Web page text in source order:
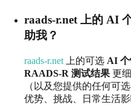
raads-r.net 上的 AI
助我？
raads-r.net 上的可选 AI
RAADS-R 测试结果 更
（以及您提供的任何可
优势、挑战、日常生活